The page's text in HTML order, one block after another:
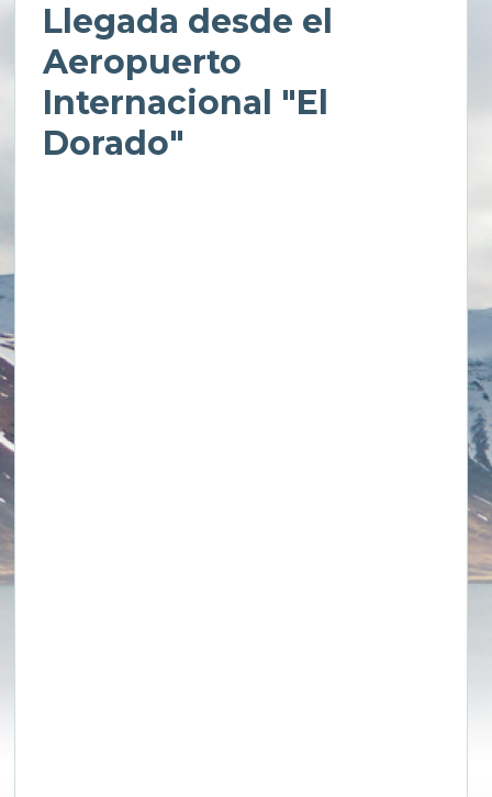
Llegada desde el
Aeropuerto
Internacional "El
Dorado"